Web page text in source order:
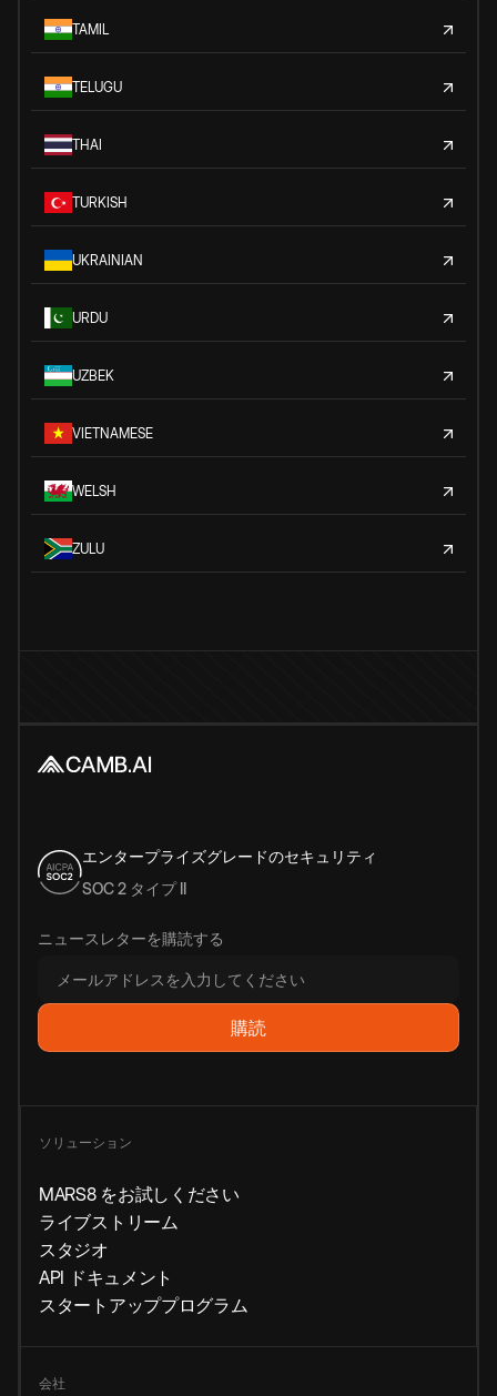
TAMIL
TELUGU
THAI
TURKISH
UKRAINIAN
URDU
UZBEK
VIETNAMESE
WELSH
ZULU
エンタープライズグレードのセキュリティ
SOC 2 タイプ II
ニュースレターを購読する
ソリューション
MARS8 をお試しください
ライブストリーム
スタジオ
API ドキュメント
スタートアッププログラム
会社